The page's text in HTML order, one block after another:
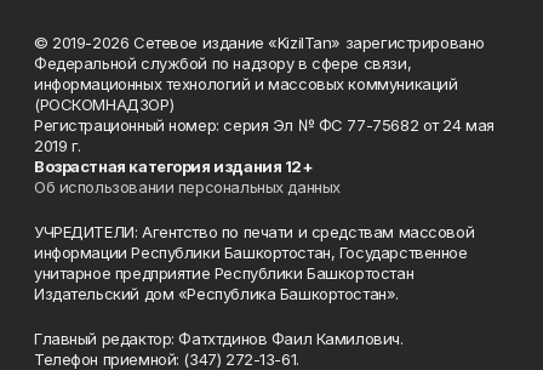
© 2019-2026 Сетевое издание «KizilTan» зарегистрировано
Федеральной службой по надзору в сфере связи,
информационных технологий и массовых коммуникаций
(РОСКОМНАДЗОР)
Регистрационный номер: серия Эл № ФС 77-75682 от 24 мая
2019 г.
Возрастная категория издания 12+
Об использовании персональных данных
УЧРЕДИТЕЛИ: Агентство по печати и средствам массовой
информации Республики Башкортостан, Государственное
унитарное предприятие Республики Башкортостан
Издательский дом «Республика Башкортостан».
Главный редактор: Фатхтдинов Фаил Камилович.
Телефон приемной: (347) 272-13-61.